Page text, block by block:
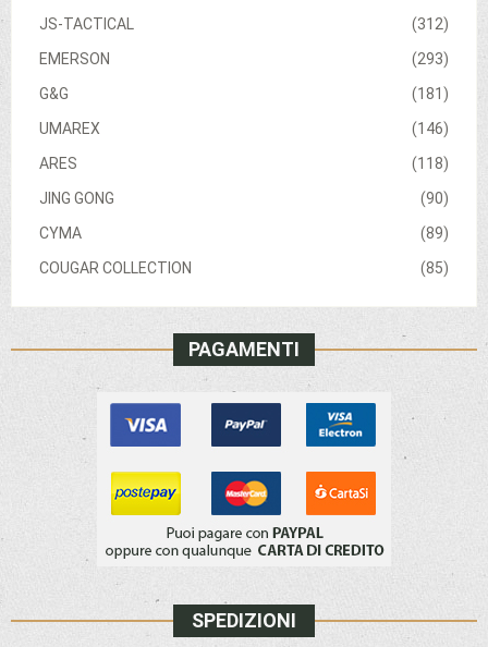
(312)
JS-TACTICAL
(293)
EMERSON
(181)
G&G
(146)
UMAREX
(118)
ARES
(90)
JING GONG
(89)
CYMA
(85)
COUGAR COLLECTION
PAGAMENTI
SPEDIZIONI